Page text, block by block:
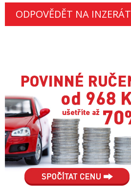
ODPOVĚDĚT NA INZERÁT